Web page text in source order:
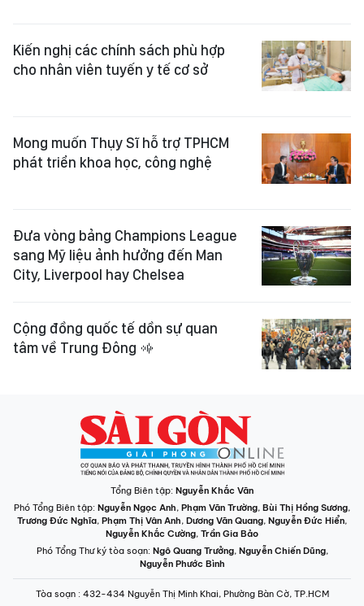
Kiến nghị các chính sách phù hợp
cho nhân viên tuyến y tế cơ sở
Mong muốn Thụy Sĩ hỗ trợ TPHCM
phát triển khoa học, công nghệ
Đưa vòng bảng Champions League
sang Mỹ liệu ảnh hưởng đến Man
City, Liverpool hay Chelsea
Cộng đồng quốc tế dồn sự quan
tâm về Trung Đông
Tổng Biên tập: Nguyễn Khắc Văn
Phó Tổng Biên tập: Nguyễn Ngọc Anh, Phạm Văn Trường, Bùi Thị Hồng Sương,
Trương Đức Nghĩa, Phạm Thị Vân Anh, Dương Văn Quang, Nguyễn Đức Hiển,
Nguyễn Khắc Cường, Trần Gia Bảo
Phó Tổng Thư ký tòa soạn: Ngô Quang Trưởng, Nguyễn Chiến Dũng,
Nguyễn Phước Bình
Tòa soạn : 432-434 Nguyễn Thị Minh Khai, Phường Bàn Cờ, TP.HCM